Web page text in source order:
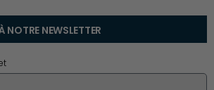
NEWSLETTER